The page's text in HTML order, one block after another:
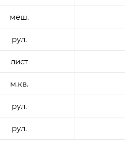
меш.
рул.
лист
м.кв.
рул.
рул.